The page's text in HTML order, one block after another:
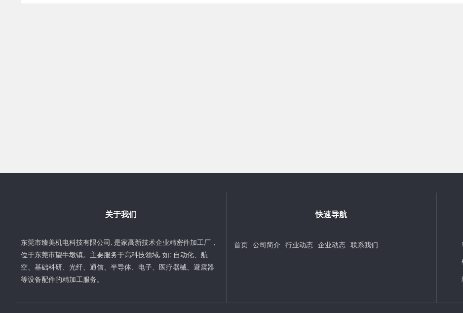
关于我们
东莞市臻美机电科技有限公司, 是家高新技术企业精密件加工厂，
位于东莞市望牛墩镇。主要服务于高科技领域, 如: 自动化、航
空、基础科研、光纤、通信、半导体、电子、医疗器械、避震器
等设备配件的精加工服务。
快速导航
首页 公司简介 行业动态 企业动态 联系我们